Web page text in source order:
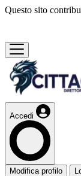
Questo sito
Accedi
Modifica profilo